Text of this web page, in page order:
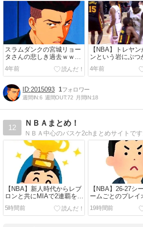
スラムダンクの宮城リョー
タさんの悲しき過去ｗｗｗ
ｗｗｗｗｗｗ
4年前
【NBA】トレヤ
ンという岩にぶつ
たｗｗ
4年前
2015093 1
週間IN:6 週間OUT:72 月間IN:18
12
ＮＢＡまとめ！
【NBA】新人時代からレブ
ロンと共にMIAで2連覇を達
成したノリス・コールが語
る「50mil＋2リングの方
5時間前
【NBA】26-27シ
ームごとのプレイ
の確率
19時間前